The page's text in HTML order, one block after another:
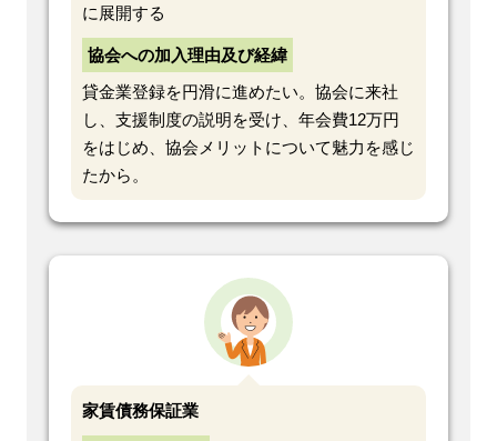
に展開する
協会への加入理由及び経緯
貸金業登録を円滑に進めたい。協会に来社
し、支援制度の説明を受け、年会費12万円
をはじめ、協会メリットについて魅力を感じ
たから。
家賃債務保証業